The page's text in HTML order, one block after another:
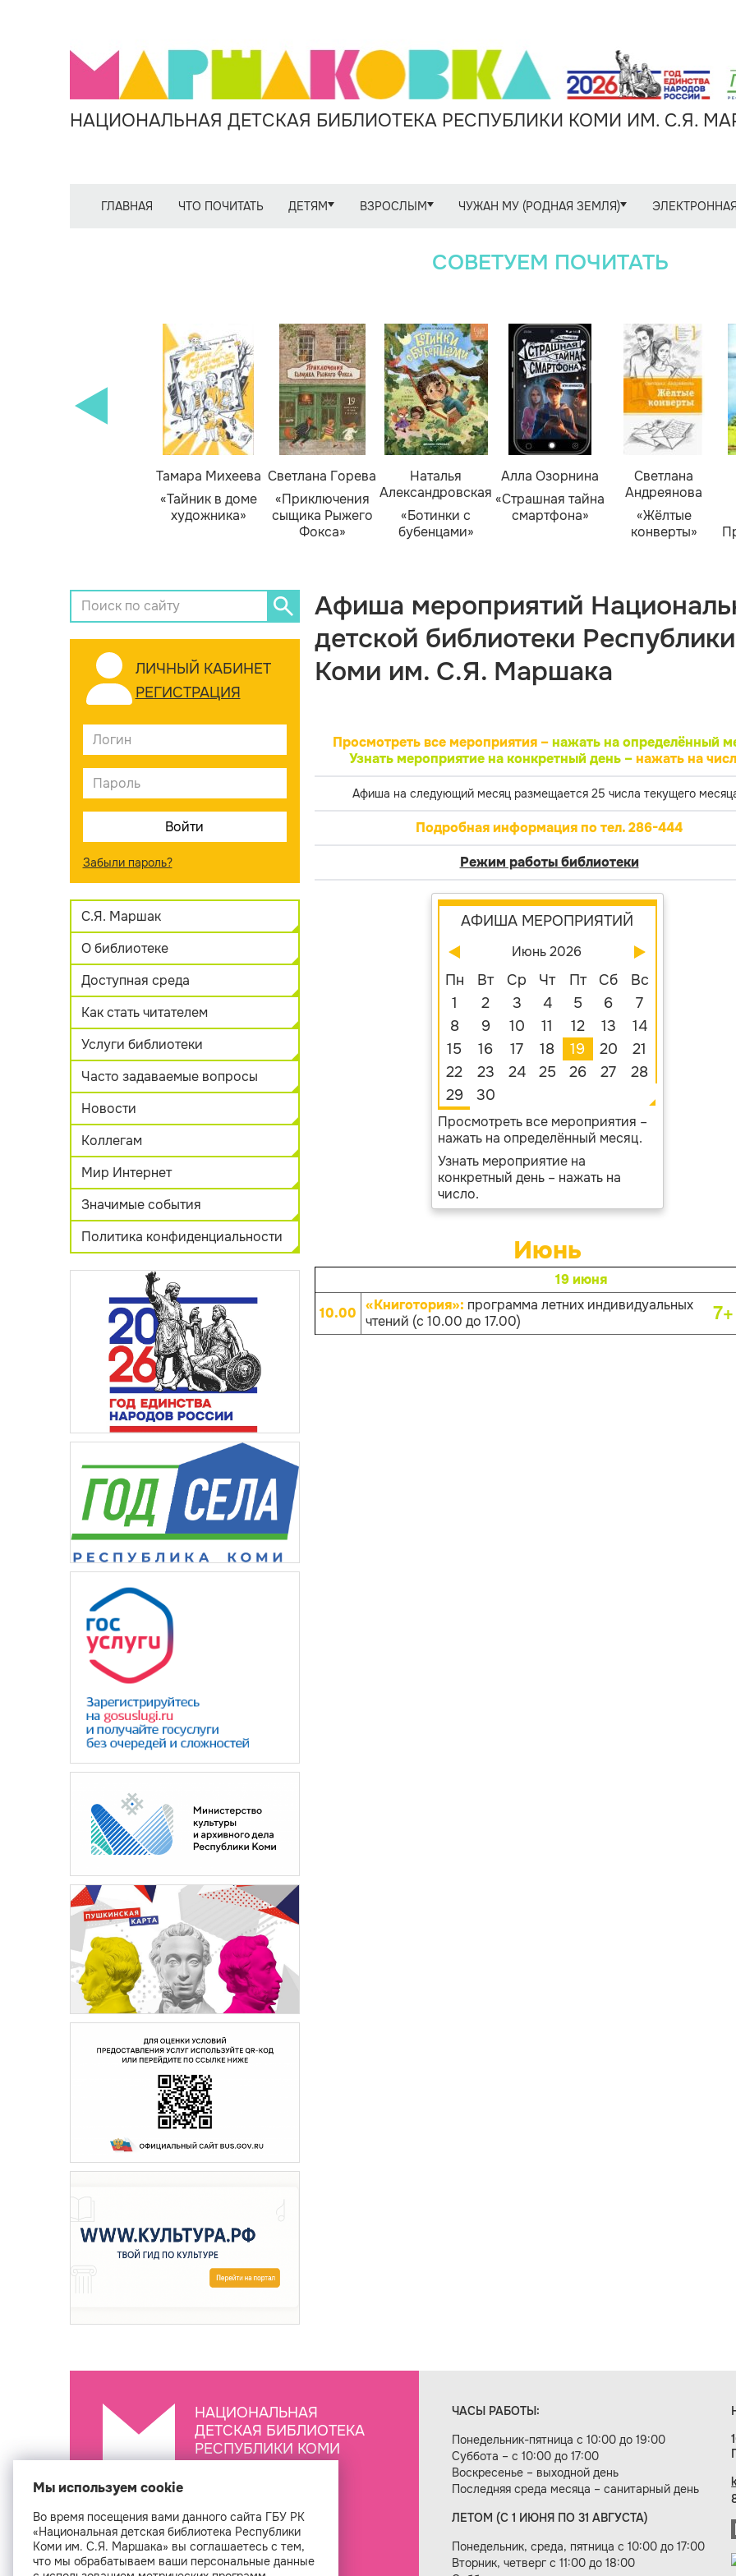
НАЦИОНАЛЬНАЯ ДЕТСКАЯ БИБЛИОТЕКА РЕСПУБЛИКИ КОМИ ИМ. С.Я.
ГЛАВНАЯ ЧТО ПОЧИТАТЬ ДЕТЯМ ВЗРОСЛЫМ ЧУЖАН МУ (РОДНАЯ ЗЕМЛЯ)
СОВЕТУЕМ ПОЧИТАТЬ
Тамара Михеева
«Тайник в доме
художника»
Светлана Горева
«Приключения
сыщика Рыжего
Фокса»
Наталья
Александровская
«Ботинки с
бубенцами»
Алла Озорнина
«Страшная тайна
смартфона»
Светлана
Андреянова
«Жёлтые
конверты»
ЛИЧНЫЙ КАБИНЕТ
РЕГИСТРАЦИЯ
Забыли пароль?
С.Я. Маршак
О библиотеке
Доступная среда
Как стать читателем
Услуги библиотеки
Часто задаваемые вопросы
Новости
Коллегам
Мир Интернет
Значимые события
Политика конфиденциальности
Афиша мероприятий
детской библиотеки Республики
Коми им. С.Я. Маршака
Просмотреть все мероприятия – нажать на определённый
Узнать мероприятие на конкретный день –нажать на
Афиша на следующий месяц размещается 25 числа текущего
Подробная информация по тел. 286-444
Режим работы библиотеки
АФИША МЕРОПРИЯТИЙ
Июнь 2026
Пн Вт Ср Чт Пт Сб
Вс
1
2 3 4 5 6
7
8
9 10 11 12 13
14
15
16 17 18 19 20
21
22
23 24 25 26 27
28
29
30
Просмотреть все мероприятия –
нажать на определённый месяц.
Узнать мероприятие на
конкретный день – нажать на
число.
Июнь
19 июня
10.00 «Книготория»: программа летних индивидуальных
чтений (с 10.00 до 17.00)
7+
НАЦИОНАЛЬНАЯ
ДЕТСКАЯ БИБЛИОТЕКА
РЕСПУБЛИКИ КОМИ
ЧАСЫ РАБОТЫ:
Понедельник-пятница с 10:00 до 19:00
Суббота – с 10:00 до 17:00
Воскресенье – выходной день
Последняя среда месяца – санитарный день
ЛЕТОМ (С 1 ИЮНЯ ПО 31 АВГУСТА)
Понедельник, среда, пятница с 10:00 до 17:00
Вторник, четверг с 11:00 до 18:00
Создание сайта — веб-студия «Цифровой век»
Мы используем cookie
Во время посещения вами данного сайта ГБУ РК
«Национальная детская библиотека Республики
Коми им. С.Я. Маршака» вы соглашаетесь с тем,
что мы обрабатываем ваши персональные данные